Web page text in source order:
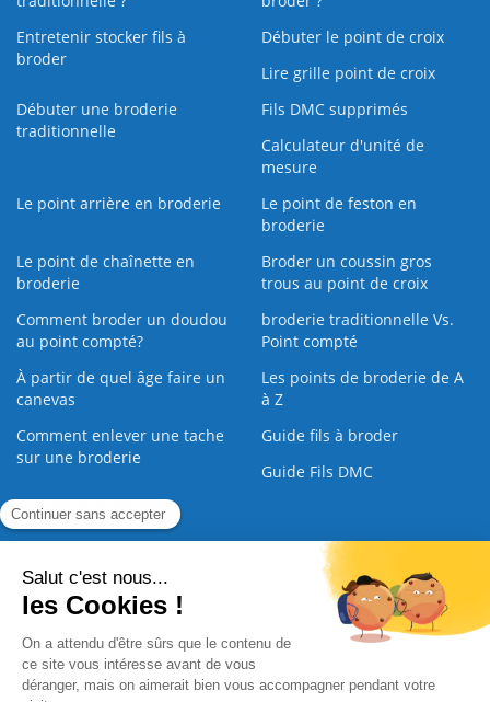
Entretenir stocker fils à
broder
Débuter le point de croix
Lire grille point de croix
Débuter une broderie
traditionnelle
Fils DMC supprimés
Calculateur d'unité de
mesure
Le point arrière en broderie
Le point de feston en
broderie
Le point de chaînette en
broderie
Broder un coussin gros
trous au point de croix
Comment broder un doudou
au point compté?
broderie traditionnelle Vs.
Point compté
À partir de quel âge faire un
canevas
Les points de broderie de A
à Z
Comment enlever une tache
sur une broderie
Guide fils à broder
Guide Fils DMC
Guide de la Broderie
Nous contacter |
Paiement sécurisé